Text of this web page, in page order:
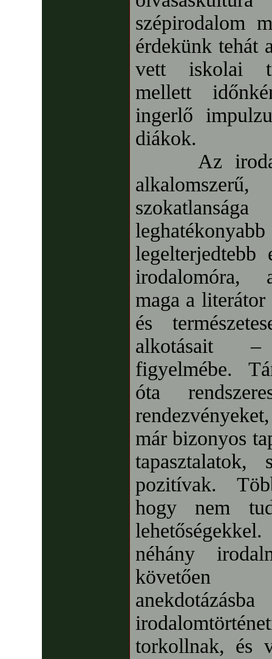
szépirodalom
érdekünk tehát
vett iskolai
mellett
ingerlő
diákok.
Az
legelterjedtebb
irodalomóra,
maga a
és
alkotásait
figyelmébe.
óta
már bizonyos
tapasztalatok,
pozitívak.
hogy nem
néhány
követően
torkollnak, és